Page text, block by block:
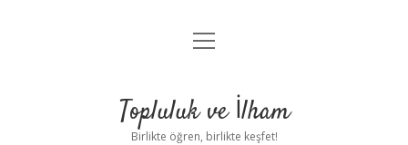
Anasayfa
Yasal Uyarı
menüyü
Topluluk ve İlham
Birlikte öğren, birlikte keşfet!